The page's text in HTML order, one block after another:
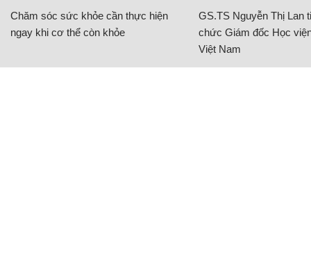
Chăm sóc sức khỏe cần thực hiện
ngay khi cơ thể còn khỏe
GS.TS Nguyễn Thị Lan
chức Giám đốc Học
Việt Nam